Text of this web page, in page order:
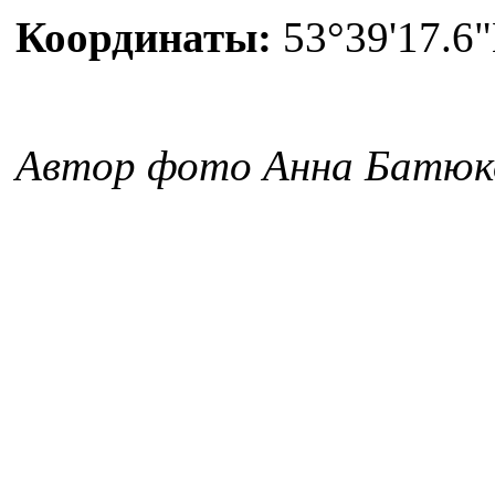
Координаты:
Автор фото Анна